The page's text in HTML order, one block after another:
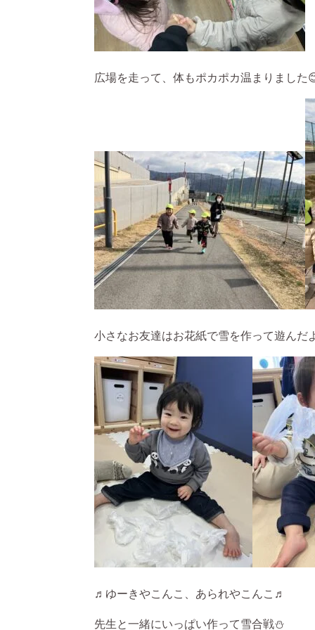
広場を走って、体もポカポカ温まりました
小さなお友達はお花紙で雪を作って遊んだ
♬ゆーきやこんこ、あられやこんこ♬
先生と一緒にいっぱい作って雪合戦⛄